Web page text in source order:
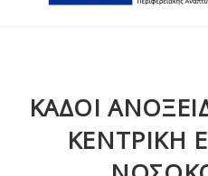
ΚΑΔΟΙ
ΚΕΝΤΡΙΚΗ